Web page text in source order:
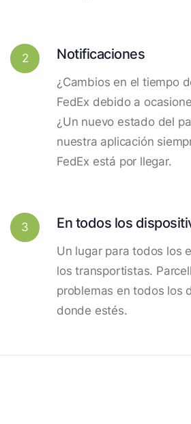
2 Notificaciones
¿Cambios en el tiempo
FedEx debido a
¿Un nuevo estado del
nuestra aplicación
FedEx está por llegar.
3 En todos los
Un lugar para todos los
los transportistas.
problemas en todos los
donde estés.